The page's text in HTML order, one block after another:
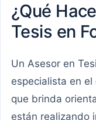
¿Qué
Tesis en
Un Asesor en
especialista en
que brinda
están realizando